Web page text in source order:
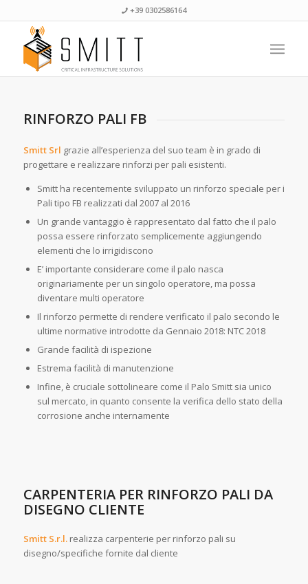
+39 0302586164
RINFORZO PALI FB
Smitt Srl grazie all’esperienza del suo team è in grado di
progettare e realizzare rinforzi per pali esistenti.
Smitt ha recentemente sviluppato un rinforzo speciale per i
Pali tipo FB realizzati dal 2007 al 2016
Un grande vantaggio è rappresentato dal fatto che il palo
possa essere rinforzato semplicemente aggiungendo
elementi che lo irrigidiscono
E’ importante considerare come il palo nasca
originariamente per un singolo operatore, ma possa
diventare multi operatore
Il rinforzo permette di rendere verificato il palo secondo le
ultime normative introdotte da Gennaio 2018: NTC 2018
Grande facilità di ispezione
Estrema facilità di manutenzione
Infine, è cruciale sottolineare come il Palo Smitt sia unico
sul mercato, in quanto consente la verifica dello stato della
corrosione anche internamente
CARPENTERIA PER RINFORZO PALI DA
DISEGNO CLIENTE
Smitt S.r.l. realizza carpenterie per rinforzo pali su
disegno/specifiche fornite dal cliente